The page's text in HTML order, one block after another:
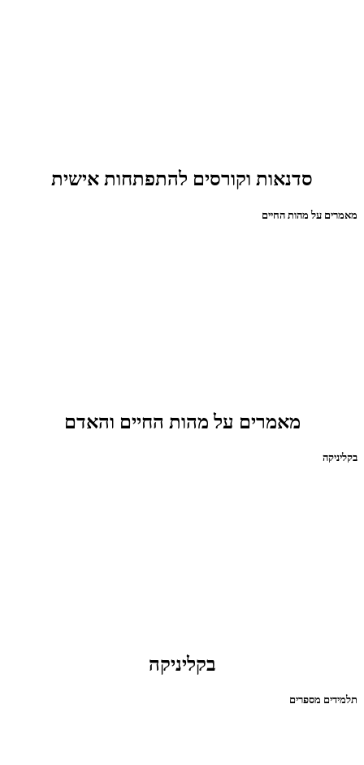
סדנאות וקורסים להתפתחות אישית
מאמרים על מהות החיים
מאמרים על מהות החיים והאדם
בקליניקה
בקליניקה
תלמידים מספרים